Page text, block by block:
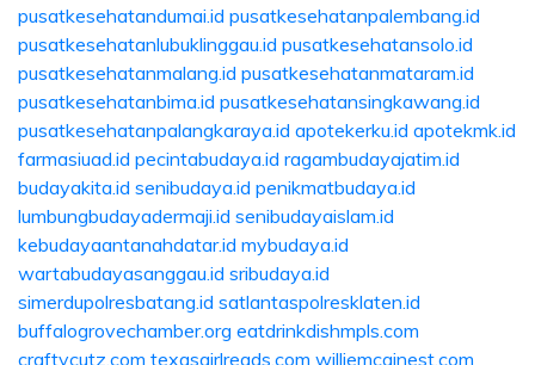
pusatkesehatandumai.id pusatkesehatanpalembang.id
pusatkesehatanlubuklinggau.id pusatkesehatansolo.id
pusatkesehatanmalang.id pusatkesehatanmataram.id
pusatkesehatanbima.id pusatkesehatansingkawang.id
pusatkesehatanpalangkaraya.id apotekerku.id apotekmk.id
farmasiuad.id pecintabudaya.id ragambudayajatim.id
budayakita.id senibudaya.id penikmatbudaya.id
lumbungbudayadermaji.id senibudayaislam.id
kebudayaantanahdatar.id mybudaya.id
wartabudayasanggau.id sribudaya.id
simerdupolresbatang.id satlantaspolresklaten.id
buffalogrovechamber.org eatdrinkdishmpls.com
craftycutz.com texasgirlreads.com williemcginest.com